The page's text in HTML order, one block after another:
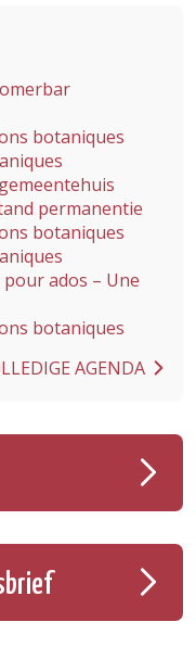
botaniques
permanentie
botaniques
ados – Une
botaniques
AGENDA